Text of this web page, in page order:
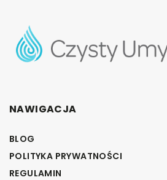
NAWIGACJA
BLOG
POLITYKA PRYWATNOŚCI
REGULAMIN